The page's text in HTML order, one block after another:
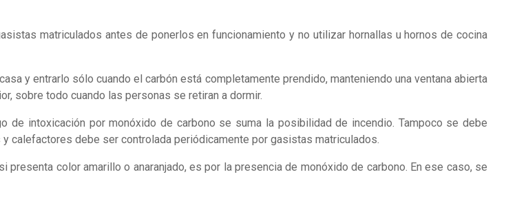
matriculados antes de ponerlos en funcionamiento y no utilizar hornallas u hornos de cocina
y entrarlo sólo cuando el carbón está completamente prendido, manteniendo una ventana abierta
sobre todo cuando las personas se retiran a dormir.
de intoxicación por monóxido de carbono se suma la posibilidad de incendio. Tampoco se debe
calefactores debe ser controlada periódicamente por gasistas matriculados.
color amarillo o anaranjado, es por la presencia de monóxido de carbono. En ese caso, se